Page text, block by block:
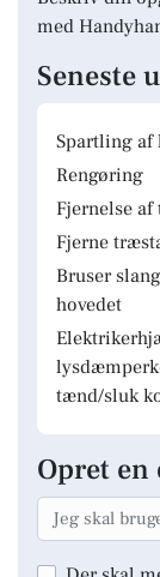
med
Seneste
Spartling
Rengøring
Fjernelse
Fjerne
Bruser
hovedet
tænd/sluk
Opret en